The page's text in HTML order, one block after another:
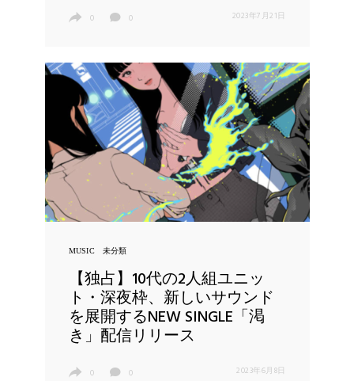
0 0 2023年7月21日
MUSIC 未分類
【独占】10代の2人組ユニッ
ト・深夜枠、新しいサウンド
を展開するNEW SINGLE「渇
き」配信リリース
0 0 2023年6月8日